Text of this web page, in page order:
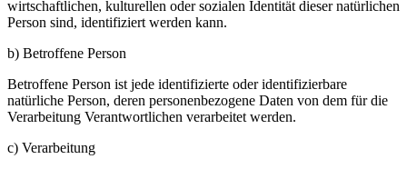
wirtschaftlichen, kulturellen oder sozialen Identität dieser natürlichen
Person sind, identifiziert werden kann.
b) Betroffene Person
Betroffene Person ist jede identifizierte oder identifizierbare
natürliche Person, deren personenbezogene Daten von dem für die
Verarbeitung Verantwortlichen verarbeitet werden.
c) Verarbeitung